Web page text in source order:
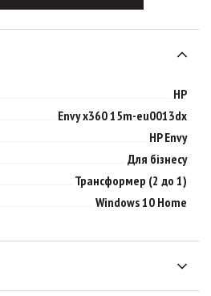
HP
Envy x360 15m-eu0013dx
HP Envy
Для бізнесу
Трансформер (2 до 1)
Windows 10 Home